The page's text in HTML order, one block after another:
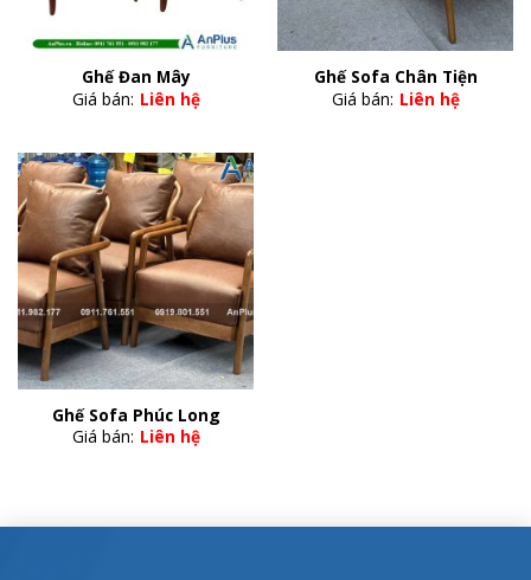
Ghế Đan Mây
Giá bán: Liên hệ
Ghế Sofa Chân Tiện
Giá bán: Liên hệ
Ghế Sofa Phúc Long
Giá bán: Liên hệ